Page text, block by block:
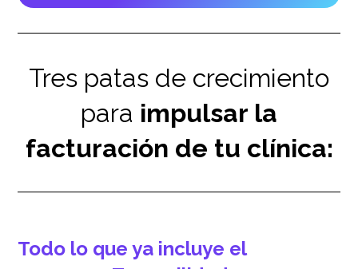
Tres patas de crecimiento
para impulsar la
facturación de tu clínica:
Todo lo que ya incluye el